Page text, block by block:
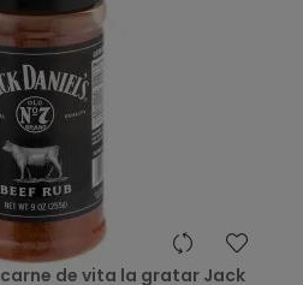
de vita la gratar Jack